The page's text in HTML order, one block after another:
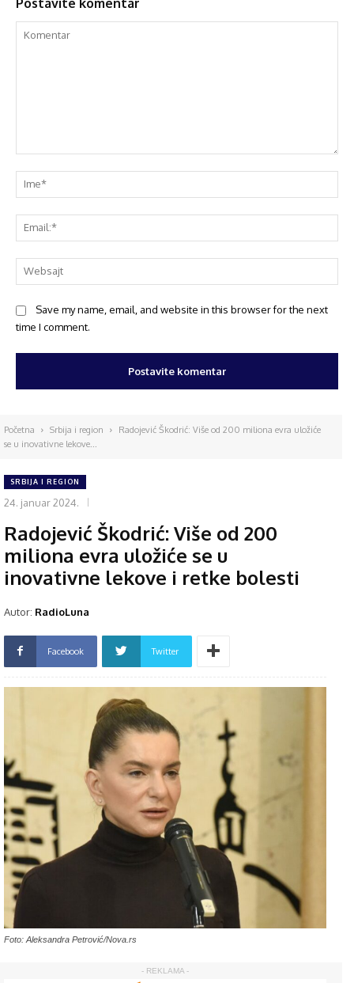
Save my name, email, and website in this browser for the next
time I comment.